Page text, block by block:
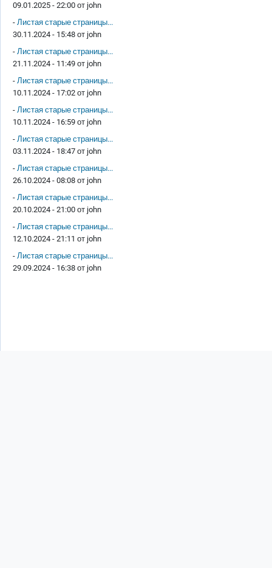
09.01.2025 - 22:00 от john
- Листая старые страницы...
30.11.2024 - 15:48 от john
- Листая старые страницы...
21.11.2024 - 11:49 от john
- Листая старые страницы...
10.11.2024 - 17:02 от john
- Листая старые страницы...
10.11.2024 - 16:59 от john
- Листая старые страницы...
03.11.2024 - 18:47 от john
- Листая старые страницы...
26.10.2024 - 08:08 от john
- Листая старые страницы...
20.10.2024 - 21:00 от john
- Листая старые страницы...
12.10.2024 - 21:11 от john
- Листая старые страницы...
29.09.2024 - 16:38 от john